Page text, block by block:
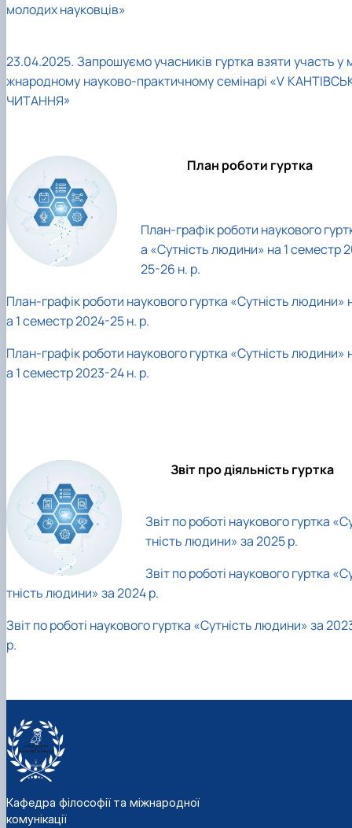
молодих науковців»
23.04.2025. Запрошуємо учасників гуртка взяти участь у
жнародному науково-практичному семінарі «V
ЧИТАННЯ»
План роботи гуртка
План-графік роботи наукового
а «Сутність людини» на 1 семестр
25-26 н. р.
План-графік роботи наукового гуртка «Сутність людини»
а 1 семестр 2024-25 н. р.
План-графік роботи наукового гуртка «Сутність людини»
а 1 семестр 2023-24 н. р.
Звіт про діяльність гуртка
Звіт по роботі наукового гуртка
тність людини» за 2025 р.
Звіт по роботі наукового гуртка
тність людини» за 2024 р.
Звіт по роботі наукового гуртка «Сутність людини» за
р.
Кафедра філософії та міжнародної
комунікації